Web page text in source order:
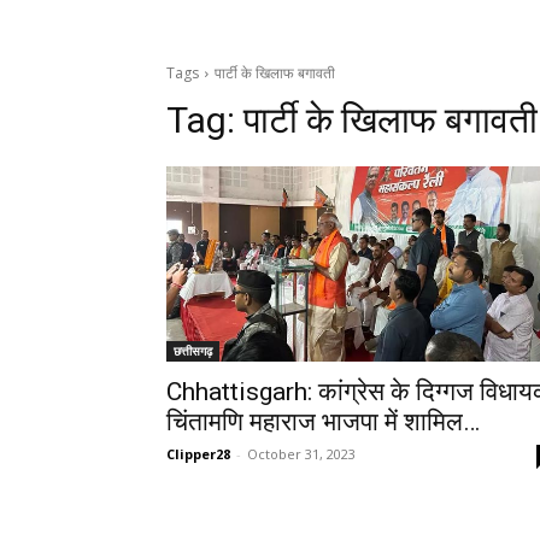
Tags पार्टी के खिलाफ बगावती
Tag:पार्टी के खिलाफ बगावती
छत्तीसगढ़
Chhattisgarh: कांग्रेस के दिग्गज
चिंतामणि महाराज भाजपा में शामिल…
Clipper28 - October 31, 2023